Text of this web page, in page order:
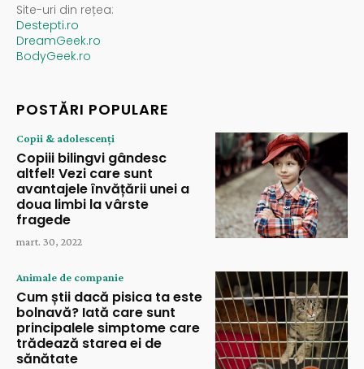
Site-uri din rețea:
Destepti.ro
DreamGeek.ro
BodyGeek.ro
POSTĂRI POPULARE
Copii & adolescenți
Copiii bilingvi gândesc
altfel! Vezi care sunt
avantajele învățării unei a
doua limbi la vârste
fragede
mart. 30, 2022
Animale de companie
Cum știi dacă pisica ta este
bolnavă? Iată care sunt
principalele simptome care
trădează starea ei de
sănătate